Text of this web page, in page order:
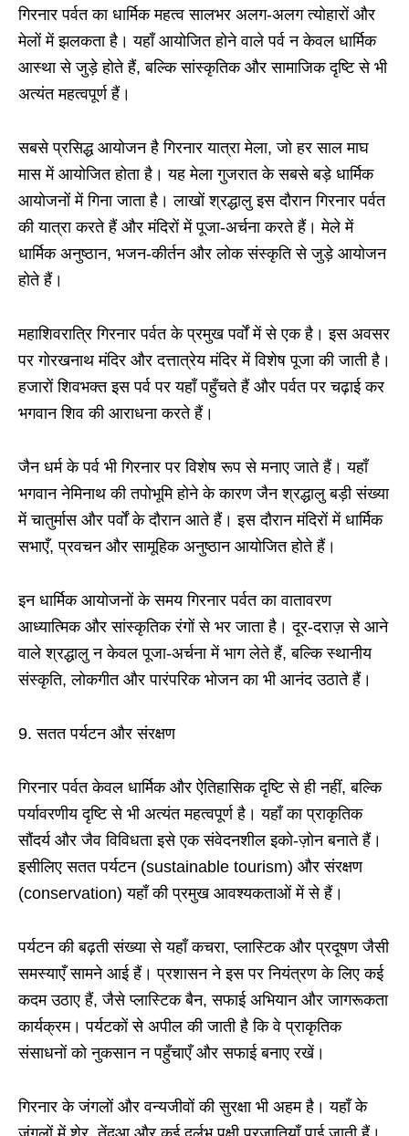
गिरनार पर्वत का धार्मिक महत्व सालभर अलग-अलग त्योहारों और
मेलों में झलकता है। यहाँ आयोजित होने वाले पर्व न केवल धार्मिक
आस्था से जुड़े होते हैं, बल्कि सांस्कृतिक और सामाजिक दृष्टि से भी
अत्यंत महत्वपूर्ण हैं।
सबसे प्रसिद्ध आयोजन है गिरनार यात्रा मेला, जो हर साल माघ
मास में आयोजित होता है। यह मेला गुजरात के सबसे बड़े धार्मिक
आयोजनों में गिना जाता है। लाखों श्रद्धालु इस दौरान गिरनार पर्वत
की यात्रा करते हैं और मंदिरों में पूजा-अर्चना करते हैं। मेले में
धार्मिक अनुष्ठान, भजन-कीर्तन और लोक संस्कृति से जुड़े आयोजन
होते हैं।
महाशिवरात्रि गिरनार पर्वत के प्रमुख पर्वों में से एक है। इस अवसर
पर गोरखनाथ मंदिर और दत्तात्रेय मंदिर में विशेष पूजा की जाती है।
हजारों शिवभक्त इस पर्व पर यहाँ पहुँचते हैं और पर्वत पर चढ़ाई कर
भगवान शिव की आराधना करते हैं।
जैन धर्म के पर्व भी गिरनार पर विशेष रूप से मनाए जाते हैं। यहाँ
भगवान नेमिनाथ की तपोभूमि होने के कारण जैन श्रद्धालु बड़ी संख्या
में चातुर्मास और पर्वों के दौरान आते हैं। इस दौरान मंदिरों में धार्मिक
सभाएँ, प्रवचन और सामूहिक अनुष्ठान आयोजित होते हैं।
इन धार्मिक आयोजनों के समय गिरनार पर्वत का वातावरण
आध्यात्मिक और सांस्कृतिक रंगों से भर जाता है। दूर-दराज़ से आने
वाले श्रद्धालु न केवल पूजा-अर्चना में भाग लेते हैं, बल्कि स्थानीय
संस्कृति, लोकगीत और पारंपरिक भोजन का भी आनंद उठाते हैं।
9. सतत पर्यटन और संरक्षण
गिरनार पर्वत केवल धार्मिक और ऐतिहासिक दृष्टि से ही नहीं, बल्कि
पर्यावरणीय दृष्टि से भी अत्यंत महत्वपूर्ण है। यहाँ का प्राकृतिक
सौंदर्य और जैव विविधता इसे एक संवेदनशील इको-ज़ोन बनाते हैं।
इसीलिए सतत पर्यटन (sustainable tourism) और संरक्षण
(conservation) यहाँ की प्रमुख आवश्यकताओं में से हैं।
पर्यटन की बढ़ती संख्या से यहाँ कचरा, प्लास्टिक और प्रदूषण जैसी
समस्याएँ सामने आई हैं। प्रशासन ने इस पर नियंत्रण के लिए कई
कदम उठाए हैं, जैसे प्लास्टिक बैन, सफाई अभियान और जागरूकता
कार्यक्रम। पर्यटकों से अपील की जाती है कि वे प्राकृतिक
संसाधनों को नुकसान न पहुँचाएँ और सफाई बनाए रखें।
गिरनार के जंगलों और वन्यजीवों की सुरक्षा भी अहम है। यहाँ के